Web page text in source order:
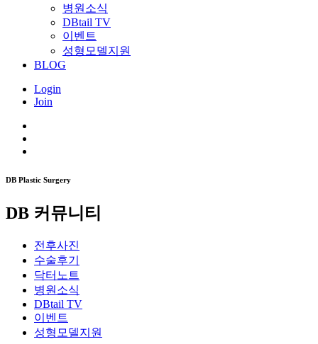
병원소식
DBtail TV
이벤트
성형모델지원
BLOG
Login
Join
DB Plastic Surgery
DB 커뮤니티
전후사진
수술후기
닥터노트
병원소식
DBtail TV
이벤트
성형모델지원